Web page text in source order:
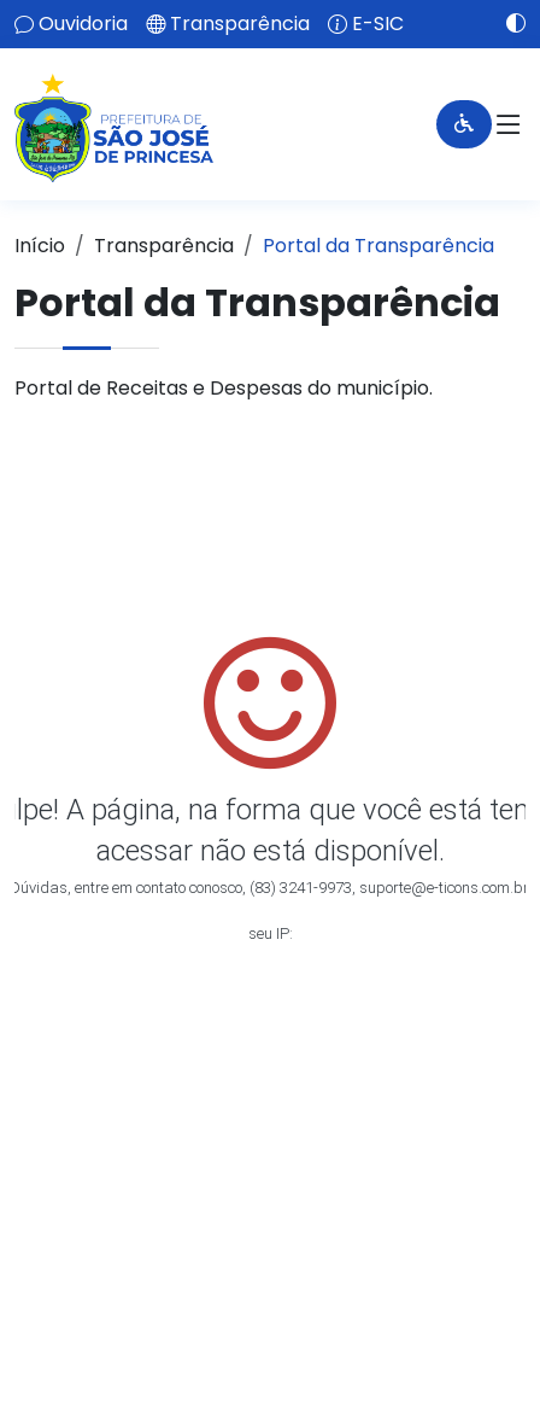
Ouvidoria Transparência E-SIC
Início Transparência Portal da Transparência
Portal da Transparência
Portal de Receitas e Despesas do município.